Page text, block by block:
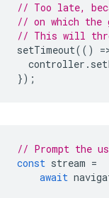
// Too late,
// on which the
// This will
setTimeout(() =
controller .
});
// Prompt the
const stream =
await